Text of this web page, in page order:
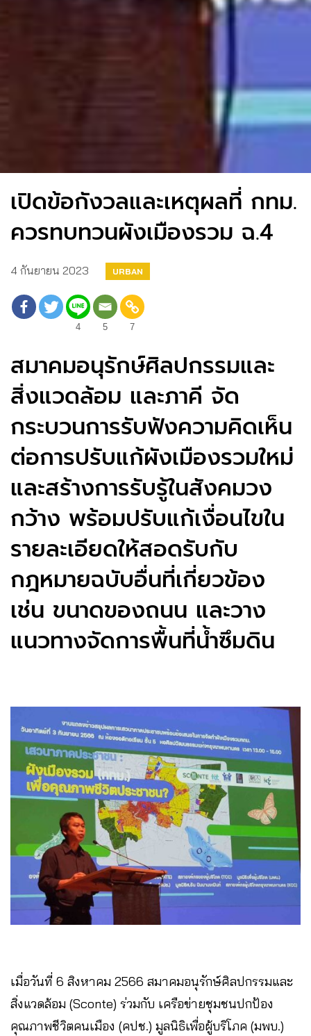
เปิดข้อกังวลและเหตุผลที่ กทม.
ควรทบทวนผังเมืองรวม ฉ.4
4 กันยายน 2023 URBAN
4 5 7
สมาคมอนุรักษ์ศิลปกรรมและ
สิ่งแวดล้อม และภาคี จัด
กระบวนการรับฟังความคิดเห็น
ต่อการปรับแก้ผังเมืองรวมใหม่
และสร้างการรับรู้ในสังคมวง
กว้าง พร้อมปรับแก้เงื่อนไขใน
รายละเอียดให้สอดรับกับ
กฎหมายฉบับอื่นที่เกี่ยวข้อง
เช่น ขนาดของถนน และวาง
แนวทางจัดการพื้นที่น้ำซึมดิน
เมื่อวันที่ 6 สิงหาคม 2566 สมาคมอนุรักษ์ศิลปกรรมและ
สิ่งแวดล้อม (Sconte) ร่วมกับ เครือข่ายชุมชนปกป้อง
คุณภาพชีวิตคนเมือง (คปช.) มูลนิธิเพื่อผู้บริโภค (มพบ.)